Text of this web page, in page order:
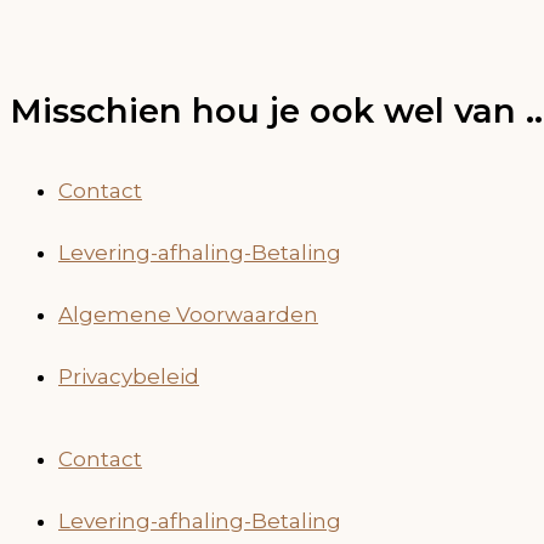
Misschien hou je ook wel van
Contact
Levering-afhaling-Betaling
Algemene Voorwaarden
Privacybeleid
Contact
Levering-afhaling-Betaling